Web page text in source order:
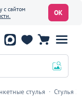
с сайтом
ОК
стулья Стулья